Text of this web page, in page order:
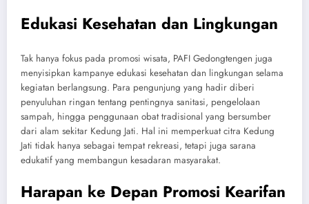
Edukasi Kesehatan dan Lingkungan
Tak hanya fokus pada promosi wisata, PAFI Gedongtengen juga
menyisipkan kampanye edukasi kesehatan dan lingkungan selama
kegiatan berlangsung. Para pengunjung yang hadir diberi
penyuluhan ringan tentang pentingnya sanitasi, pengelolaan
sampah, hingga penggunaan obat tradisional yang bersumber
dari alam sekitar Kedung Jati. Hal ini memperkuat citra Kedung
Jati tidak hanya sebagai tempat rekreasi, tetapi juga sarana
edukatif yang membangun kesadaran masyarakat.
Harapan ke Depan Promosi Kearifan